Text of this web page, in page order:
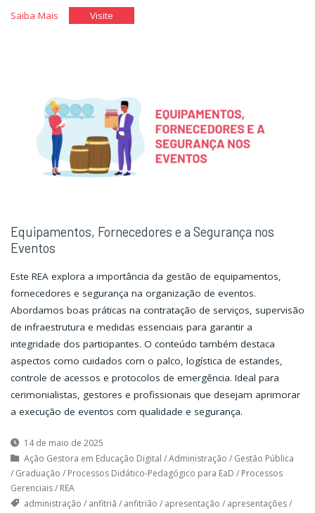
Saiba Mais"GlossárioVisite"Glossário
Equipamentos, Fornecedores e a Segurança nos
Eventos
Este REA explora a importância da gestão de equipamentos,
fornecedores e segurança na organização de eventos.
Abordamos boas práticas na contratação de serviços, supervisão
de infraestrutura e medidas essenciais para garantir a
integridade dos participantes. O conteúdo também destaca
aspectos como cuidados com o palco, logística de estandes,
controle de acessos e protocolos de emergência. Ideal para
cerimonialistas, gestores e profissionais que desejam aprimorar
a execução de eventos com qualidade e segurança.
14 de maio de 2025
Ação Gestora em Educação Digital /Administração / Gestão Pública
/ Graduação / Processos Didático-Pedagógico para EaD / Processos
Gerenciais/ REA
administração / anfitriã / anfitrião / apresentação / apresentações/